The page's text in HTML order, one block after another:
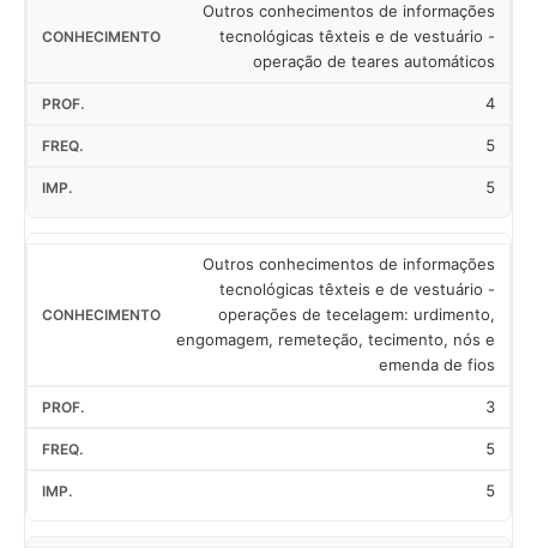
Outros conhecimentos de informações
tecnológicas têxteis e de vestuário -
operação de teares automáticos
4
5
5
Outros conhecimentos de informações
tecnológicas têxteis e de vestuário -
operações de tecelagem: urdimento,
engomagem, remeteção, tecimento, nós e
emenda de fios
3
5
5